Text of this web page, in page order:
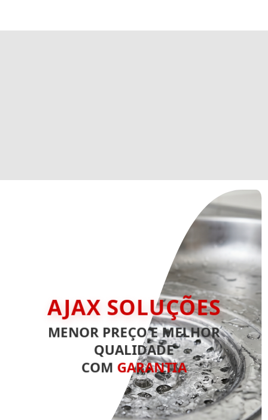
AJAX SOLUÇÕES
MENOR PREÇO E MELHOR
QUALIDADE
COM GARANTIA